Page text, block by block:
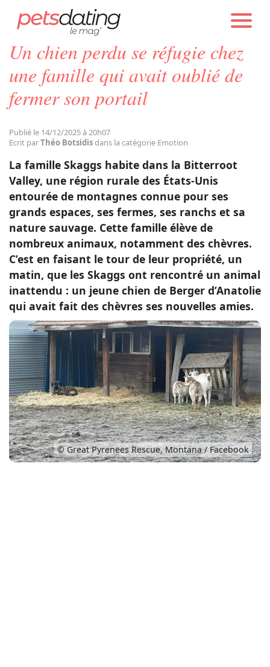
Chien
Chat
Faits Divers
Emotion
Tops
Sauvetages
Conso
PETS DATING ACTUALITÉS EMOTION
Un chien perdu se réfugie chez
une famille qui avait oublié de
fermer son portail
Publié le 14/12/2025 à 20h07
Ecrit parThéo Botsidisdans la catégorie Emotion
La famille Skaggs habite dans la Bitterroot
Valley, une région rurale des États-Unis
entourée de montagnes connue pour ses
grands espaces, ses fermes, ses ranchs et sa
nature sauvage. Cette famille élève de
nombreux animaux, notamment des chèvres.
C’est en faisant le tour de leur propriété, un
matin, que les Skaggs ont rencontré un animal
inattendu : un jeune chien de Berger d’Anatolie
qui avait fait des chèvres ses nouvelles amies.
© Great Pyrenees Rescue, Montana / Facebook